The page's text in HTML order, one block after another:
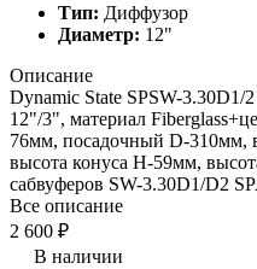
Тип: Диффузор
Диаметр: 12"
Описание
Dynamic State SPSW-
12"/3", материал
76мм, посадочный D-310мм,
высота конуса H-59мм,
сабвуферов SW-3.30D1/D2
Все описание
2 600 ₽
В наличии